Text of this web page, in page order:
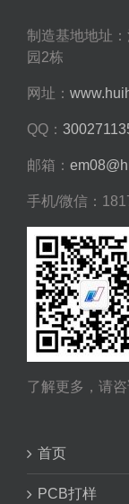
制造基地地址
园2栋
网址：
QQ：
邮箱：
手机/微信：
了解更多，请
首页
PCB打样